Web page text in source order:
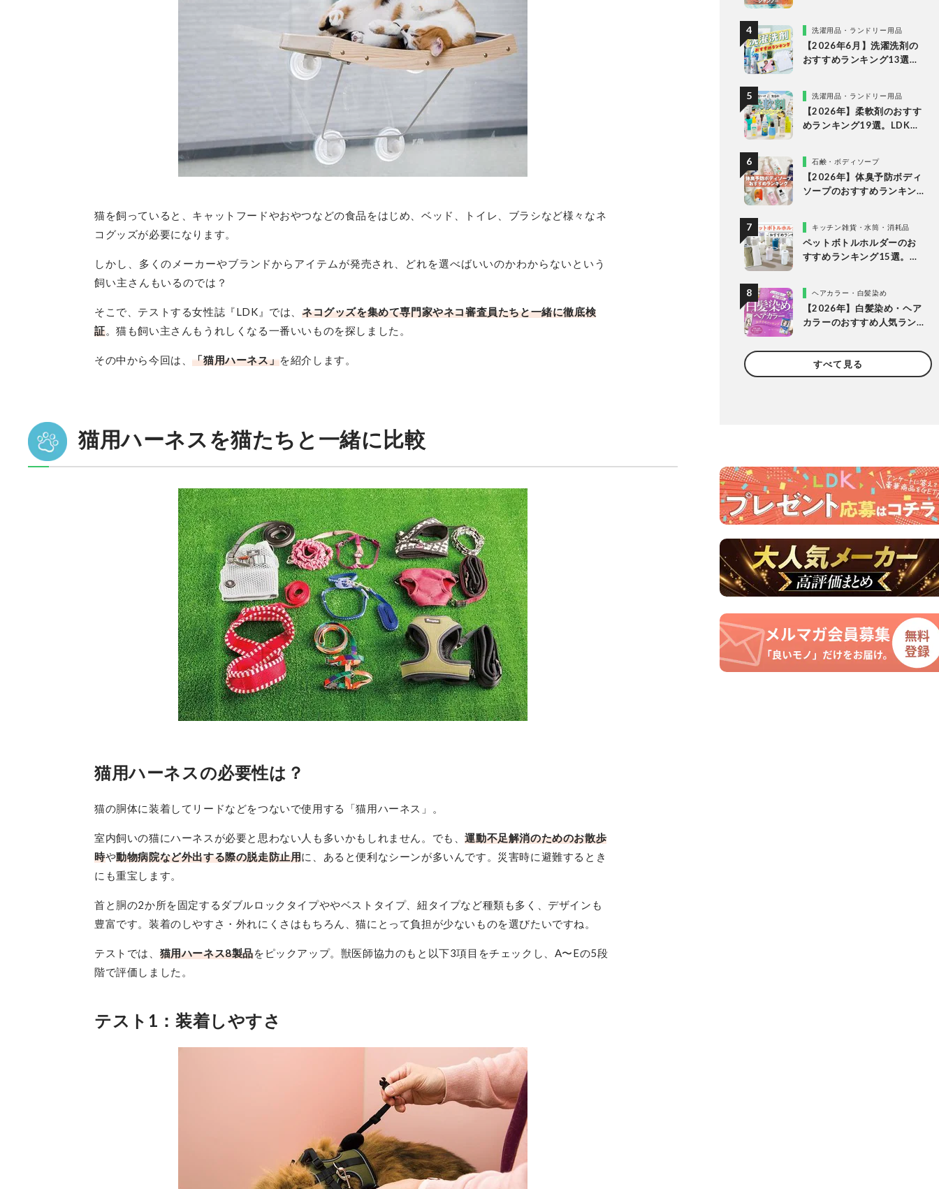
猫を飼っていると、キャットフードやおやつなどの食品をはじめ、ベッド、トイレ、ブラシなど様々なネ
コグッズが必要になります。
しかし、多くのメーカーやブランドからアイテムが発売され、どれを選べばいいのかわからないという
飼い主さんもいるのでは？
そこで、テストする女性誌『LDK』では、 ネコグッズを集めて専門家やネコ審査員たちと一緒に徹底検
証。猫も飼い主さんもうれしくなる一番いいものを探しました。
その中から今回は、「猫用ハーネス」を紹介します。
猫用ハーネスを猫たちと一緒に比較
猫用ハーネスの必要性は？
猫の胴体に装着してリードなどをつないで使用する「猫用ハーネス」。
室内飼いの猫にハーネスが必要と思わない人も多いかもしれません。でも、運動不足解消のためのお散歩
時や動物病院など外出する際の脱走防止用に、あると便利なシーンが多いんです。災害時に避難するとき
にも重宝します。
首と胴の2か所を固定するダブルロックタイプややベストタイプ、紐タイプなど種類も多く、デザインも
豊富です。装着のしやすさ・外れにくさはもちろん、猫にとって負担が少ないものを選びたいですね。
テストでは、 猫用ハーネス8製品をピックアップ。獣医師協力のもと以下3項目をチェックし、A〜Eの5段
階で評価しました。
テスト1：装着しやすさ
比較洗濯用品・ランドリー用品
【2026年6月】洗濯洗剤の
おすすめランキング13選。
検証洗濯用品・ランドリー用品
【2026年】柔軟剤のおすす
めランキング19選。LDKが
石鹸・ボディソープ
【2026年】体臭予防ボディ
ソープのおすすめランキン
キッチン雑貨・水筒・消耗品
ペットボトルホルダーのお
すすめランキング15選。
ヘアカラー・白髪染め
【2026年】白髪染め・ヘア
カラーのおすすめ人気ラン
市販製品を明るめ・暗め別
に比較
すべて見る